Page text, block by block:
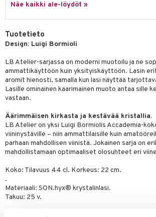
Näe kaikki ale-löydöt »
Tuotetieto
Design: Luigi Bormioli
LB Atelier-sarjassa on moderni muotoilu ja ne
ammattikäyttöön kuin yksityiskäyttöön. Lasin
aromit hienosti, samalla kun lasi näyttää
Lasille ominainen kaarimainen muoto antaa sille
vastaan.
Äärimmäisen kirkasta ja kestävää kristallia.
LB Atelier on yksi Luigi Bormiolis Accademia-
viininystäville – niin ammattilaisille kuin
parhaan mahdollisen viinistä. Jokainen sarja on
mahdollistamaan optimaaliset olosuhteet eri
Koko: Tilavuus 44 cl. Korkeus: 22 cm.
.
Materiaali: SON.hyx® krystalinlasi.
Takuu: 25 v.
Luigi Bormioli on luonut uuden lasitekniikan
säilytys
tekstiilit
& Tyynyliinat
& Peitot
& Koukut
& Korit
& Veistokset
Art
& Lyhdyt
& Hyllyt
& Koukut
& Korit
tekstiilit
tekstiilit
tekstiilit
& Tyynyliinat
hyönteissuoja
ruokinta
& Lyhdyt
& vastauksia